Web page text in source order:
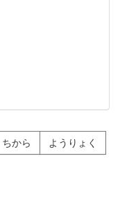
ちから ようりょく